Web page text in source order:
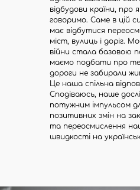
відбудови країни, про
говоримо. Саме в цій
має відбутися
міст, вулиць і доріг.
війни стала базовою
маємо подбати про
дороги не забирали
Це наша спільна
Сподіваюсь, наше
потужним імпульсом
позитивних змін на
та переосмислення
швидкості на